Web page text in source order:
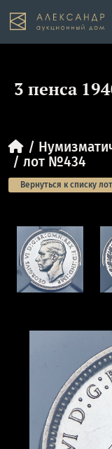
3 пенса
лот №434
Вернуться к списку